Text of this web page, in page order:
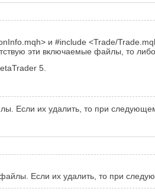
и #include <Trade/
эти включаемые файлы, то
5.
Если их удалить, то при
Если их удалить, то при